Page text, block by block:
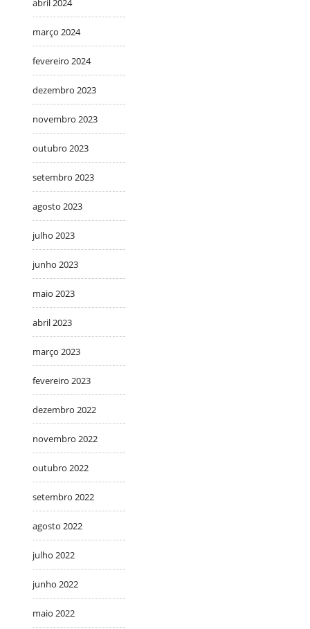
abril 2024
março 2024
fevereiro 2024
dezembro 2023
novembro 2023
outubro 2023
setembro 2023
agosto 2023
julho 2023
junho 2023
maio 2023
abril 2023
março 2023
fevereiro 2023
dezembro 2022
novembro 2022
outubro 2022
setembro 2022
agosto 2022
julho 2022
junho 2022
maio 2022